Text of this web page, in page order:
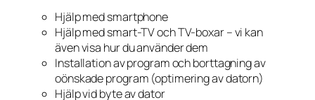
Hjälp med smartphone
Hjälp med smart-TV och TV-boxar – vi kan
även visa hur du använder dem
Installation av program och borttagning av
oönskade program (optimering av datorn)
Hjälp vid byte av dator